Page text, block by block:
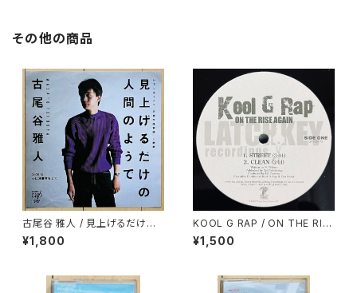
その他の商品
古尾谷 雅人 / 見上げるだけの
人間のようで
¥1,800
KOOL G RAP / ON THE RIS
E AGAIN
¥1,500